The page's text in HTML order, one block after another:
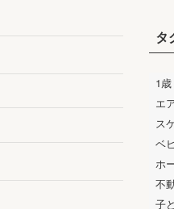
イ
ブ
タ
1歳
エ
ス
ベ
ホ
不
子